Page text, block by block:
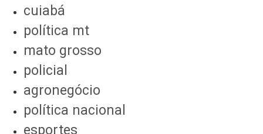
cuiabá
política mt
mato grosso
policial
agronegócio
política nacional
esportes